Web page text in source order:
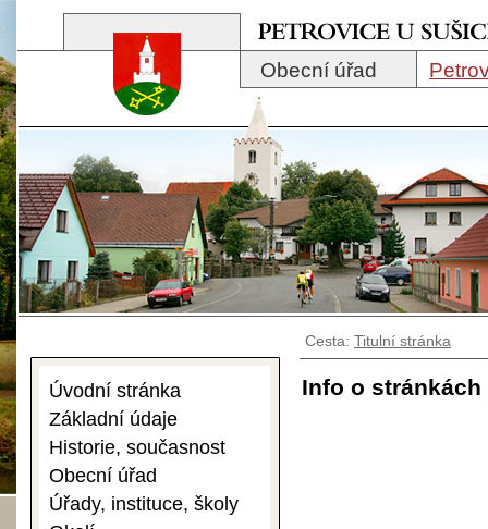
Obecní úřad
Cesta: Titulní stránka
Úvodní stránka
Základní údaje
Historie, současnost
Obecní úřad
Úřady, instituce, školy
Info o stránkách